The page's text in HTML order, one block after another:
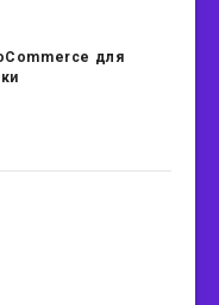
для